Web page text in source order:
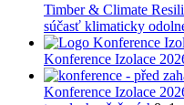
Timber & Climate
súčasť klimaticky
Konference Izolace
Konference Izolace